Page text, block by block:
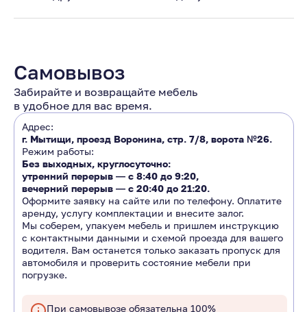
Самовывоз
Забирайте и возвращайте мебель
в удобное для вас время.
Адрес:
г. Мытищи, проезд Воронина, стр. 7/8, ворота №26.
Режим работы:
Без выходных, круглосуточно:
утренний перерыв ― с 8:40 до 9:20,
вечерний перерыв ― с 20:40 до 21:20.
Оформите заявку на сайте или по телефону. Оплатите
аренду, услугу комплектации и внесите залог.
Мы соберем, упакуем мебель и пришлем инструкцию
с контактными данными и схемой проезда для вашего
водителя. Вам останется только заказать пропуск для
автомобиля и проверить состояние мебели при
погрузке.
При самовывозе обязательна 100%